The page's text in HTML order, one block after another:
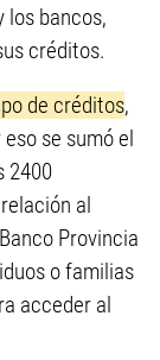
los bancos,
créditos.
de créditos,
se sumó el
2400
al
Provincia
o familias
acceder al